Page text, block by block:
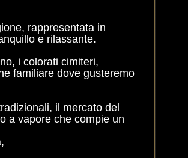
rappresentata in
e rilassante.
i colorati cimiteri,
familiare dove gusteremo
il mercato del
a vapore che compie un